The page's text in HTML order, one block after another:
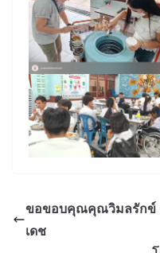
ขอขอบคุณคุณวิมลรักข์
เดช